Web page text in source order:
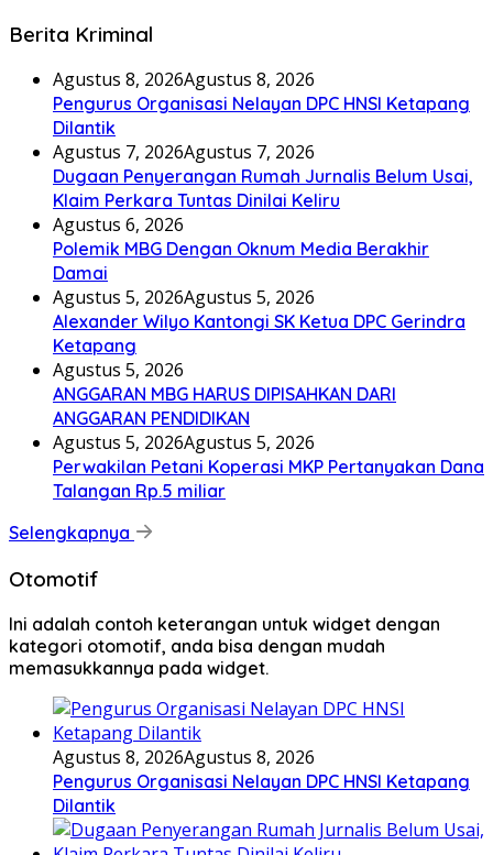
Berita Kriminal
Agustus 8, 2026Agustus 8, 2026
Pengurus Organisasi Nelayan DPC HNSI Ketapang
Dilantik
Agustus 7, 2026Agustus 7, 2026
Dugaan Penyerangan Rumah Jurnalis Belum Usai,
Klaim Perkara Tuntas Dinilai Keliru
Agustus 6, 2026
Polemik MBG Dengan Oknum Media Berakhir
Damai
Agustus 5, 2026Agustus 5, 2026
Alexander Wilyo Kantongi SK Ketua DPC Gerindra
Ketapang
Agustus 5, 2026
ANGGARAN MBG HARUS DIPISAHKAN DARI
ANGGARAN PENDIDIKAN
Agustus 5, 2026Agustus 5, 2026
Perwakilan Petani Koperasi MKP Pertanyakan Dana
Talangan Rp.5 miliar
Selengkapnya
Otomotif
Ini adalah contoh keterangan untuk widget dengan
kategori otomotif, anda bisa dengan mudah
memasukkannya pada widget.
Agustus 8, 2026Agustus 8, 2026
Pengurus Organisasi Nelayan DPC HNSI Ketapang
Dilantik